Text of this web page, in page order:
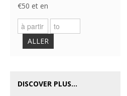
€50 et en
ALLER
DISCOVER PLUS...